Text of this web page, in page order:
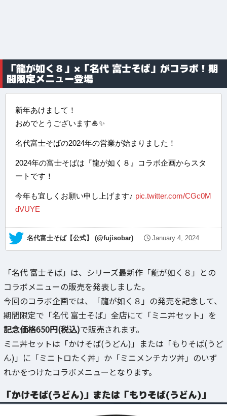
「龍が如く８」×「名代 富士そば」がコラボ！期
間限定メニュー登場
新年あけまして！
おめでとうございます🎍✨
名代富士そばの2024年の営業が始まりました！
2024年の富士そばは『龍が如く８』コラボ企画からスタ
ートです！
今年も宜しくお願い申し上げます♪ pic.twitter.com/CGc0M
dVUYE
— 名代富士そば【公式】 (@fujisobar) January 4, 2024
「名代 富士そば」は、シリーズ最新作「龍が如く８」との
コラボメニューの販売を発表しました。
今回のコラボ企画では、「龍が如く８」の発売を記念して、
期間限定で「名代 富士そば」全店にて「ミニ丼セット」を
記念価格650円(税込)で販売されます。
ミニ丼セットは「かけそば(うどん)」または「もりそば(うど
ん)」に「ミニトロたく丼」か「ミニメンチカツ丼」のいず
れかをつけたコラボメニューとなります。
「かけそば(うどん)」または「もりそば(うどん)」